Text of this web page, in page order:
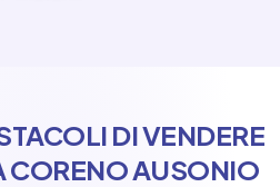
DI VENDERE
CORENO AUSONIO